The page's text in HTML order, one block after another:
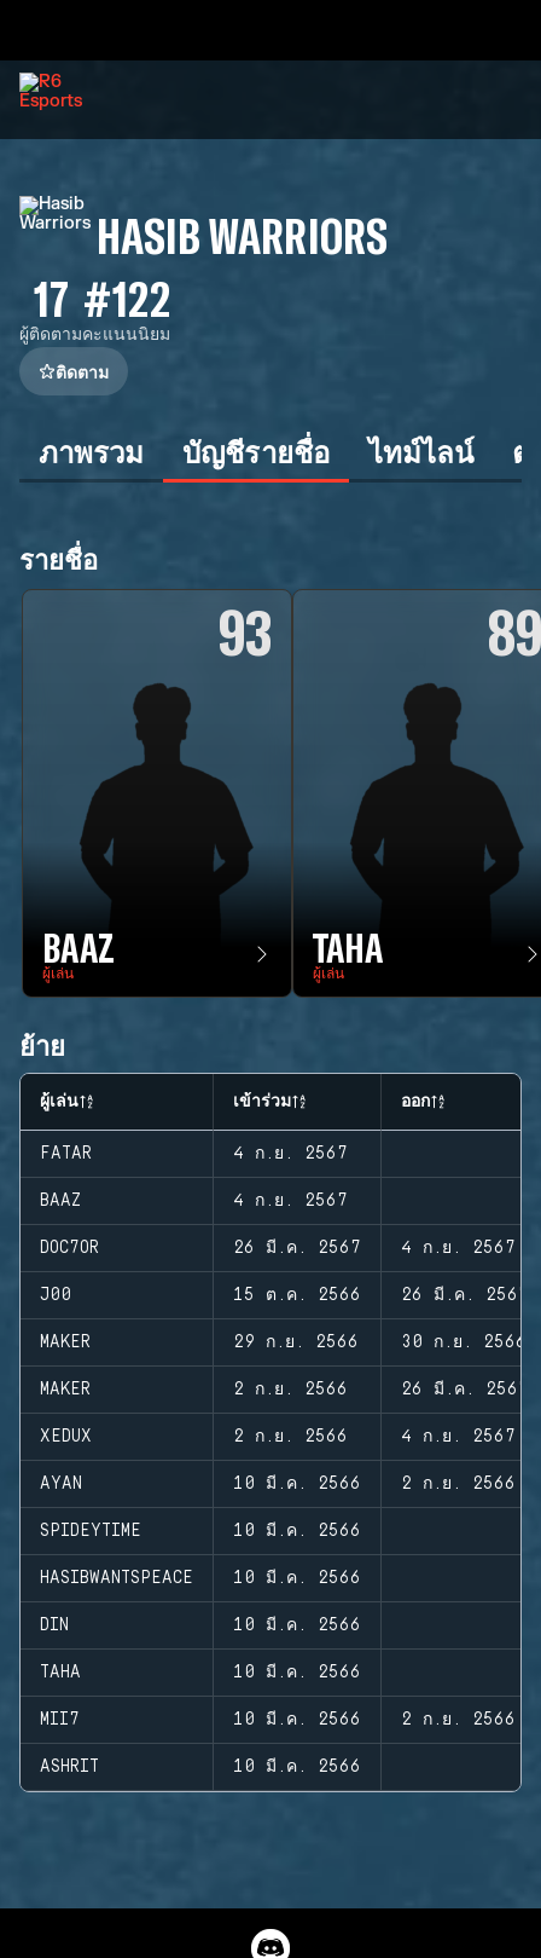
HASIB WARRIORS
17
ผู้ติดตาม
#122
คะแนนนิยม
ติดตาม
ภาพรวม บัญชีรายชื่อ ไทม์ไลน์ ต
รายชื่อ
93
BAAZ
ผู้เล่น
89
TAHA
ผู้เล่น
ย้าย
ผู้เล่น เข้าร่วม ออก
FATAR 4 ก.ย. 2567
BAAZ 4 ก.ย. 2567
DOC7OR 26 มี.ค. 2567 4 ก.ย. 2567
J00 15 ต.ค. 2566 26 มี.ค. 2567
MAKER 29 ก.ย. 2566 30 ก.ย. 2566
MAKER 2 ก.ย. 2566 26 มี.ค. 2567
XEDUX 2 ก.ย. 2566 4 ก.ย. 2567
AYAN 10 มี.ค. 2566 2 ก.ย. 2566
SPIDEYTIME 10 มี.ค. 2566
HASIBWANTSPEACE 10 มี.ค. 2566
DIN 10 มี.ค. 2566
TAHA 10 มี.ค. 2566
MII7 10 มี.ค. 2566 2 ก.ย. 2566
ASHRIT 10 มี.ค. 2566